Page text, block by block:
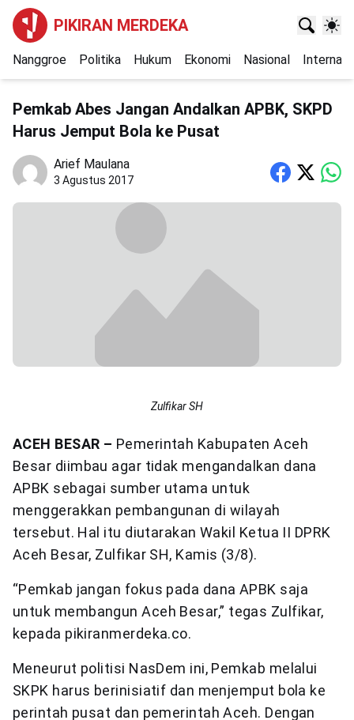
PIKIRAN MERDEKA
Nanggroe Politika Hukum Ekonomi Nasional
Pemkab Abes Jangan Andalkan APBK, SKPD
Harus Jemput Bola ke Pusat
Arief Maulana
3 Agustus 2017
Zulfikar SH
ACEH BESAR – Pemerintah Kabupaten Aceh
Besar diimbau agar tidak mengandalkan dana
APBK sebagai sumber utama untuk
menggerakkan pembangunan di wilayah
tersebut. Hal itu diutarakan Wakil Ketua II DPRK
Aceh Besar, Zulfikar SH, Kamis (3/8).
“Pemkab jangan fokus pada dana APBK saja
untuk membangun Aceh Besar,” tegas Zulfikar,
kepada pikiranmerdeka.co.
Meneurut politisi NasDem ini, Pemkab melalui
SKPK harus berinisiatif dan menjemput bola ke
perintah pusat dan pemerintah Aceh. Dengan